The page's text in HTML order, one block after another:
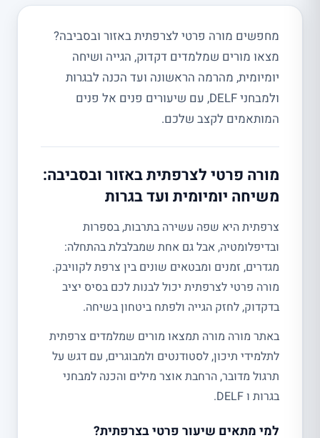
מחפשים מורה פרטי לצרפתית באזור ובסביבה?
מצאו מורים שמלמדים דקדוק, הגייה ושיחה
יומיומית, מהרמה הראשונה ועד הכנה לבגרות
ולמבחני DELF, עם שיעורים פנים אל פנים
המותאמים לקצב שלכם.
מורה פרטי לצרפתית באזור ובסביבה:
משיחה יומיומית ועד בגרות
צרפתית היא שפה עשירה בתרבות, בספרות
ובדיפלומטיה, אבל גם אחת שמבלבלת בהתחלה:
מגדרים, זמנים ומבטאים שונים בין צרפת לקוויבק.
מורה פרטי לצרפתית יכול לבנות לכם בסיס יציב
בדקדוק, לחזק הגייה ולפתח ביטחון בשיחה.
באתר מורה מורה תמצאו מורים שמלמדים צרפתית
לתלמידי תיכון, לסטודנטים ולמבוגרים, עם דגש על
תרגול מדובר, הרחבת אוצר מילים והכנה למבחני
בגרות ו DELF.
למי מתאים שיעור פרטי בצרפתית?